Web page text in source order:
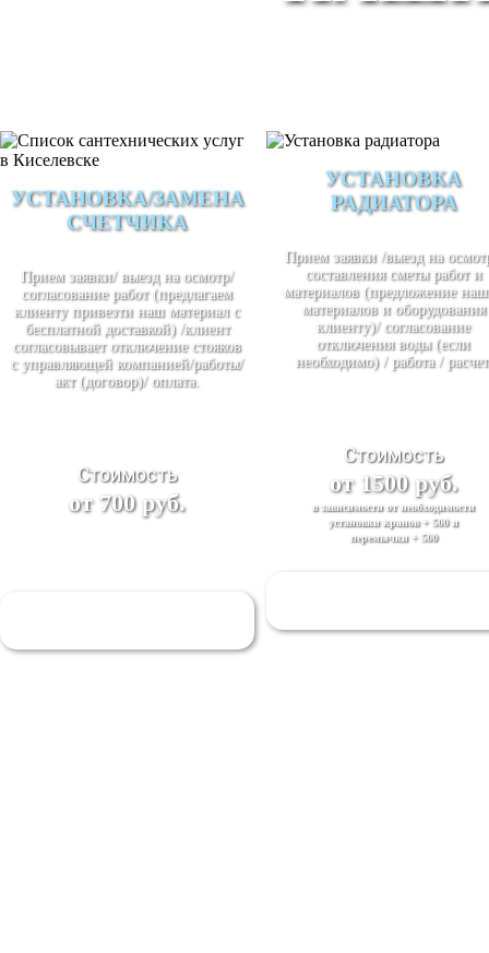
УСТАНОВКА/ЗАМЕНА
СЧЕТЧИКА
Прием заявки/ выезд на осмотр/
согласование работ (предлагаем
клиенту привезти наш материал с
бесплатной доставкой) /клиент
согласовывает отключение стояков
с управляющей компанией/работы/
акт (договор)/ оплата.
Стоимость
от 700 руб.
УСТАНОВКА
РАДИАТОРА
Прием заявки /выезд на
составления сметы работ и
материалов (предложение
материалов и оборудования
клиенту)/ согласование
отключения воды (если
необходимо) / работа /
Стоимость
от 1500 руб.
в зависимости от необходимости
установки кранов + 500 и
перемычки + 500